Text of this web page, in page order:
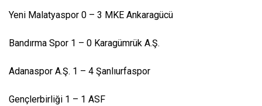
Yeni Malatyaspor 0 – 3 MKE Ankaragücü
Bandırma Spor 1 – 0 Karagümrük A.Ş.
Adanaspor A.Ş. 1 – 4 Şanlıurfaspor
Gençlerbirliği 1 – 1 ASF